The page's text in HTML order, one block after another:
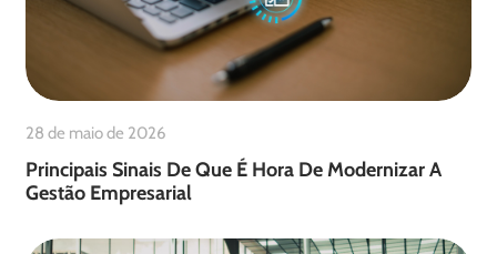
28 de maio de 2026
Principais Sinais De Que É Hora De Modernizar A
Gestão Empresarial